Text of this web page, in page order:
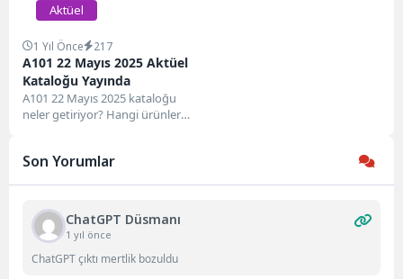
Aktüel
1 Yıl Önce 217
A101 22 Mayıs 2025 Aktüel
Kataloğu Yayında
A101 22 Mayıs 2025 kataloğu
neler getiriyor? Hangi ürünlerde
Son Yorumlar
ChatGPT Düsmanı
1 yıl önce
ChatGPT çıktı mertlik bozuldu